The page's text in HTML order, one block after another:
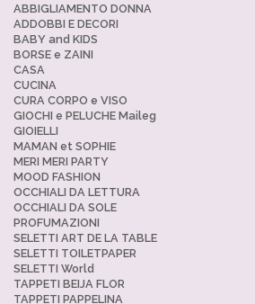
ABBIGLIAMENTO DONNA
ADDOBBI E DECORI
BABY and KIDS
BORSE e ZAINI
CASA
CUCINA
CURA CORPO e VISO
GIOCHI e PELUCHE Maileg
GIOIELLI
MAMAN et SOPHIE
MERI MERI PARTY
MOOD FASHION
OCCHIALI DA LETTURA
OCCHIALI DA SOLE
PROFUMAZIONI
SELETTI ART DE LA TABLE
SELETTI TOILETPAPER
SELETTI World
TAPPETI BEIJA FLOR
TAPPETI PAPPELINA